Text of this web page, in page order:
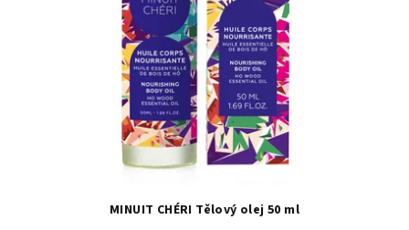
MINUIT CHÉRI Tělový olej 50 ml